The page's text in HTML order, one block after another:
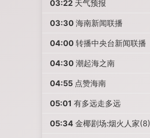
03:22 天气预报
03:30 海南新闻联播
04:00 转播中央台新闻联播
04:30 潮起海之南
04:55 点赞海南
05:01 有多远走多远
05:34 金椰剧场:烟火人家(8)